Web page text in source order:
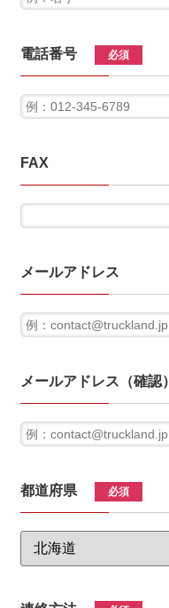
電話番号 必須
FAX
メールアドレス
メールアドレス（確認）
都道府県 必須